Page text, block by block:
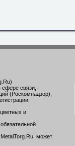
сфере связи,
(Роскомнадзор),
и
может